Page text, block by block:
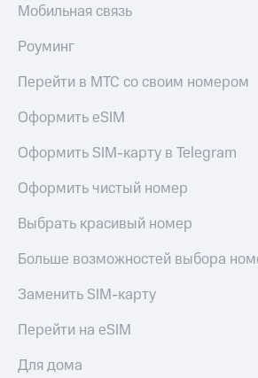
Мобильная связь
Роуминг
Перейти в МТС со своим номером
Оформить eSIM
Оформить SIM-карту в Telegram
Оформить чистый номер
Выбрать красивый номер
Больше возможностей выбора
Заменить SIM-карту
Перейти на eSIM
Для дома